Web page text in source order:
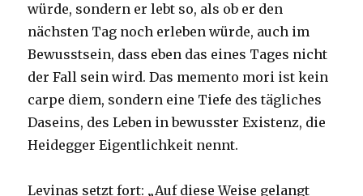
würde, sondern er lebt so, als ob er den
nächsten Tag noch erleben würde, auch im
Bewusstsein, dass eben das eines Tages nicht
der Fall sein wird. Das memento mori ist kein
carpe diem, sondern eine Tiefe des tägliches
Daseins, des Leben in bewusster Existenz, die
Heidegger Eigentlichkeit nennt.
Levinas setzt fort: „Auf diese Weise gelangt